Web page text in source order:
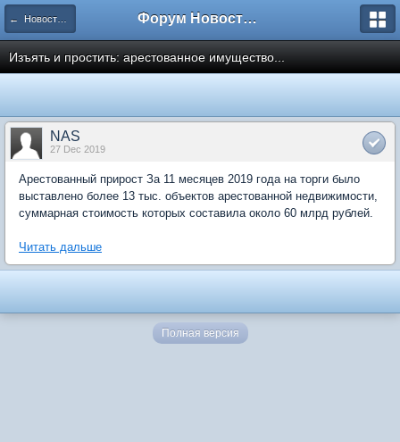
← Новости рынка недвижимости Форум Новостройки
Изъять и простить: арестованное имущество...
NAS
27 Dec 2019
Арестованный прирост За 11 месяцев 2019 года на торги было
выставлено более 13 тыс. объектов арестованной недвижимости,
суммарная стоимость которых составила около 60 млрд рублей.
Читать дальше
Полная версия